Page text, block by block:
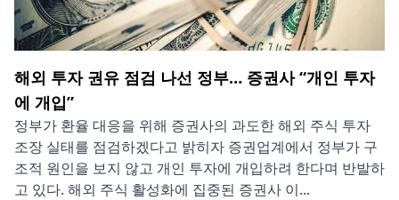
해외 투자 권유 점검 나선 정부… 증권사 “개인 투자
에 개입”
정부가 환율 대응을 위해 증권사의 과도한 해외 주식 투자
조장 실태를 점검하겠다고 밝히자 증권업계에서 정부가 구
조적 원인을 보지 않고 개인 투자에 개입하려 한다며 반발하
고 있다. 해외 주식 활성화에 집중된 증권사 이...